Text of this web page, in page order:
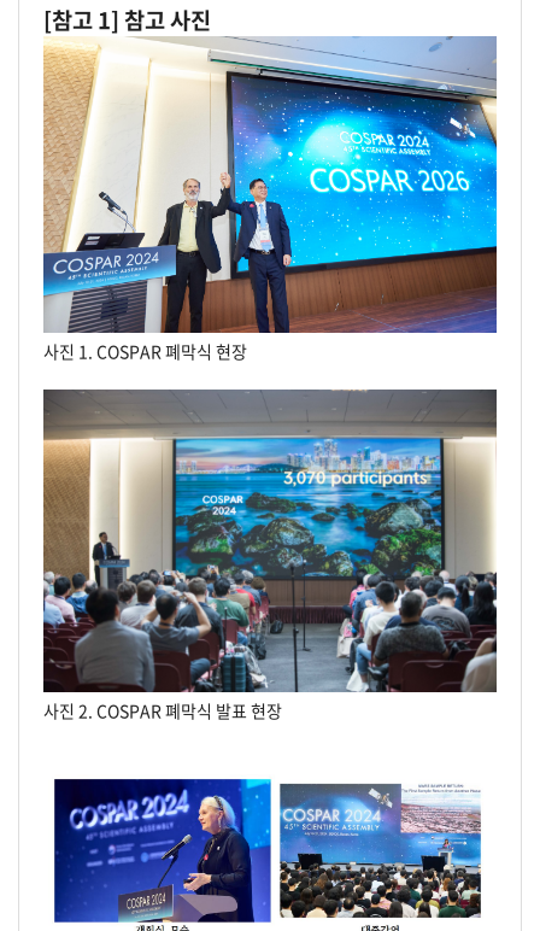
[참고 1] 참고 사진
사진 1. COSPAR 폐막식 현장
사진 2. COSPAR 폐막식 발표 현장